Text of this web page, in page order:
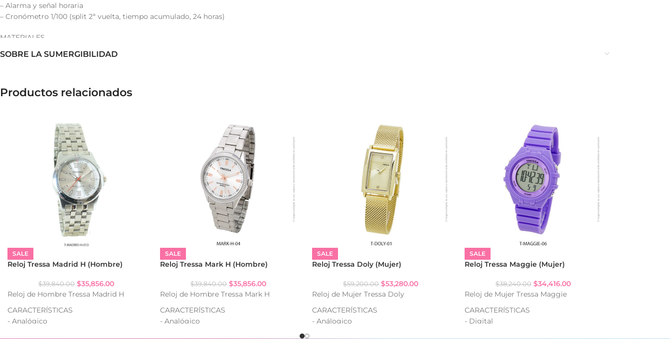
– Alarma y señal horaria
– Cronómetro 1/100 (split 2ª vuelta, tiempo acumulado, 24 horas)
MATERIALES
– Tapa de acero inoxidable
MEDIDAS
– Largo pulsera: 22,5 cm.
– Ancho pulsera: 22 mm.
SOBRE LA SUMERGIBILIDAD
Productos relacionados
SALE
Reloj Tressa Madrid H (Hombre)
$39,840.00 $35,856.00
Reloj de Hombre Tressa Madrid H
CARACTERÍSTICAS
- Analógico
SALE
Reloj Tressa Mark H (Hombre)
$39,840.00 $35,856.00
Reloj de Hombre Tressa Mark H
CARACTERÍSTICAS
- Analógico
SALE
Reloj Tressa Doly (Mujer)
$59,200.00 $53,280.00
Reloj de Mujer Tressa Doly
CARACTERÍSTICAS
- Análogico
SALE
Reloj Tressa Maggie (Mujer)
$38,240.00 $34,416.00
Reloj de Mujer Tressa Maggie
CARACTERÍSTICAS
- Digital